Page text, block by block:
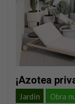
¡Azotea
Jardín Obra